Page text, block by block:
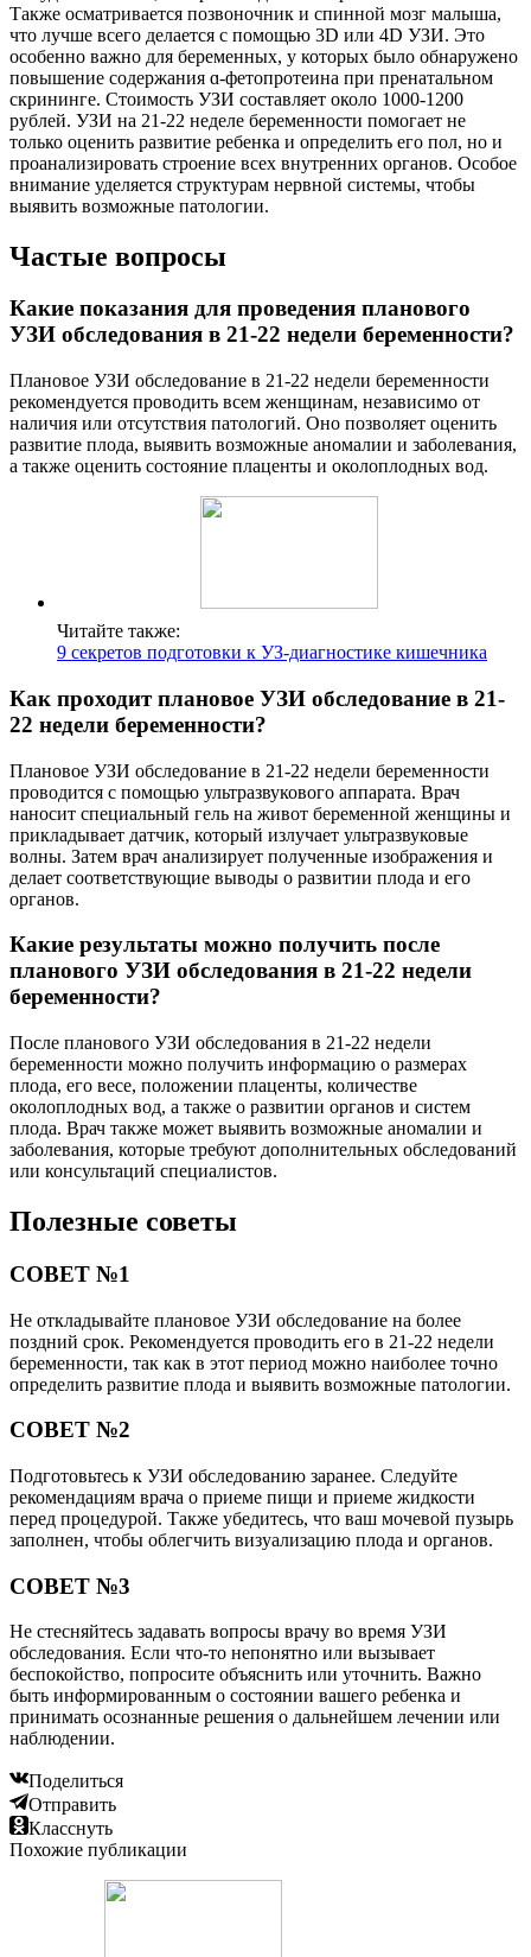
Также осматривается позвоночник и спинной мозг малыша,
что лучше всего делается с помощью 3D или 4D УЗИ. Это
особенно важно для беременных, у которых было обнаружено
повышение содержания ɑ-фетопротеина при пренатальном
скрининге. Стоимость УЗИ составляет около 1000-1200
рублей. УЗИ на 21-22 неделе беременности помогает не
только оценить развитие ребенка и определить его пол, но и
проанализировать строение всех внутренних органов. Особое
внимание уделяется структурам нервной системы, чтобы
выявить возможные патологии.
Частые вопросы
Какие показания для проведения планового
УЗИ обследования в 21-22 недели беременности?
Плановое УЗИ обследование в 21-22 недели беременности
рекомендуется проводить всем женщинам, независимо от
наличия или отсутствия патологий. Оно позволяет оценить
развитие плода, выявить возможные аномалии и заболевания,
а также оценить состояние плаценты и околоплодных вод.
Читайте также:
9 секретов подготовки к УЗ-диагностике кишечника
Как проходит плановое УЗИ обследование в 21-
22 недели беременности?
Плановое УЗИ обследование в 21-22 недели беременности
проводится с помощью ультразвукового аппарата. Врач
наносит специальный гель на живот беременной женщины и
прикладывает датчик, который излучает ультразвуковые
волны. Затем врач анализирует полученные изображения и
делает соответствующие выводы о развитии плода и его
органов.
Какие результаты можно получить после
планового УЗИ обследования в 21-22 недели
беременности?
После планового УЗИ обследования в 21-22 недели
беременности можно получить информацию о размерах
плода, его весе, положении плаценты, количестве
околоплодных вод, а также о развитии органов и систем
плода. Врач также может выявить возможные аномалии и
заболевания, которые требуют дополнительных обследований
или консультаций специалистов.
Полезные советы
СОВЕТ №1
Не откладывайте плановое УЗИ обследование на более
поздний срок. Рекомендуется проводить его в 21-22 недели
беременности, так как в этот период можно наиболее точно
определить развитие плода и выявить возможные патологии.
СОВЕТ №2
Подготовьтесь к УЗИ обследованию заранее. Следуйте
рекомендациям врача о приеме пищи и приеме жидкости
перед процедурой. Также убедитесь, что ваш мочевой пузырь
заполнен, чтобы облегчить визуализацию плода и органов.
СОВЕТ №3
Не стесняйтесь задавать вопросы врачу во время УЗИ
обследования. Если что-то непонятно или вызывает
беспокойство, попросите объяснить или уточнить. Важно
быть информированным о состоянии вашего ребенка и
принимать осознанные решения о дальнейшем лечении или
наблюдении.
Поделиться
Отправить
Класснуть
Похожие публикации